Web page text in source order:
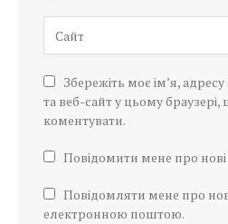
Збережіть моє ім’я,
та веб-сайт у цьому
коментувати.
Повідомити мене про
Повідомляти мене про
електронною поштою.